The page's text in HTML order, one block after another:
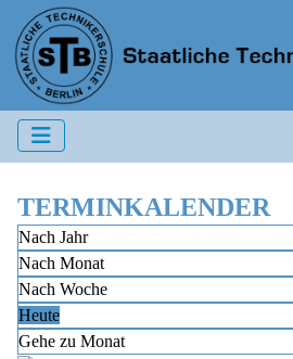
TERMINKALENDER
Nach Jahr
Nach Monat
Nach Woche
Heute
Gehe zu Monat